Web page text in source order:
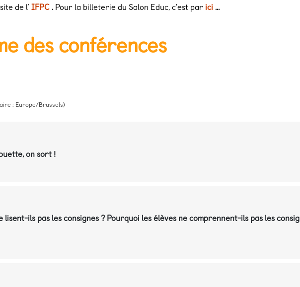
de l’ IFPC .Pour la billeterie du Salon Educ, c'est par ici ...
des conférences
: Europe/Brussels)
on sort !
lisent-ils pas les consignes ? Pourquoi les élèves ne comprennent-ils pas les